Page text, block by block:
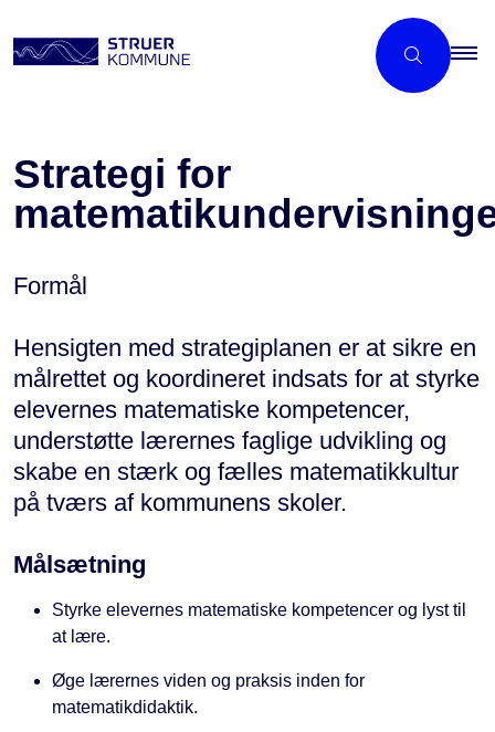
Strategi for
Formål
Hensigten med strategiplanen er at sikre en
målrettet og koordineret indsats for at styrke
elevernes matematiske kompetencer,
understøtte lærernes faglige udvikling og
skabe en stærk og fælles matematikkultur
på tværs af kommunens skoler.
Målsætning
Styrke elevernes matematiske kompetencer og lyst til
at lære.
Øge lærernes viden og praksis inden for
matematikdidaktik.